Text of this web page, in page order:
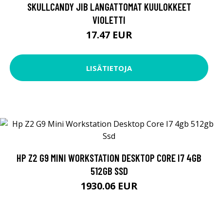
SKULLCANDY JIB LANGATTOMAT KUULOKKEET
VIOLETTI
17.47 EUR
LISÄTIETOJA
HP Z2 G9 MINI WORKSTATION DESKTOP CORE I7 4GB
512GB SSD
1930.06 EUR